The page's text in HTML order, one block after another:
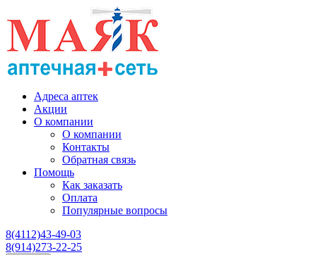
Адреса аптек
Акции
О компании
О компании
Контакты
Обратная связь
Помощь
Как заказать
Оплата
Популярные вопросы
8(4112)43-49-03
8(914)273-22-25